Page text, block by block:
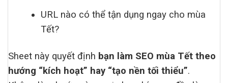
URL nào có thể tận dụng ngay cho mùa
Tết?
Sheet này quyết định bạn làm SEO mùa Tết theo
hướng “kích hoạt” hay “tạo nền tối thiểu”.